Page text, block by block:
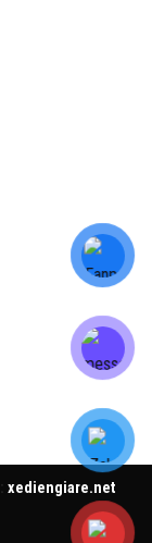
xediengiare.net